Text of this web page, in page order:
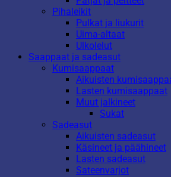
Pihaleikit
Pulkat ja liukurit
Uima-altaat
Ulkolelut
Saappaat ja sadeasut
Kumisaappaat
Aikuisten
Lasten kumisaappaat
Muut jalkineet
Sukat
Sadeasut
Aikuisten sadeasut
Käsineet ja päähineet
Lasten sadeasut
Sateenvarjot